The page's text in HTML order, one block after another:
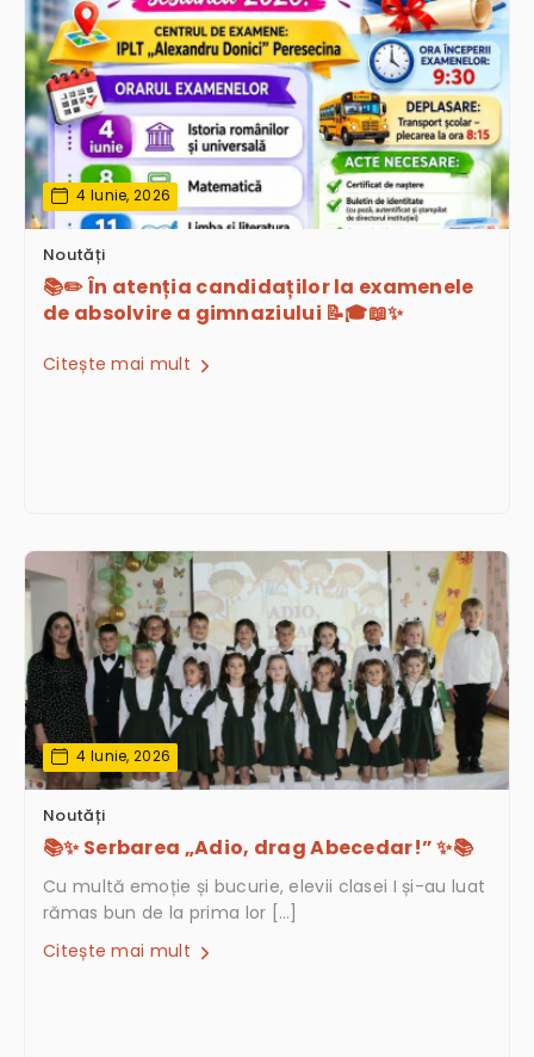
4 Iunie, 2026
Noutăți
📚✏️ În atenția candidaților la examenele
de absolvire a gimnaziului 📝🎓📖✨
Citește mai mult
4 Iunie, 2026
Noutăți
📚✨ Serbarea „Adio, drag Abecedar!” ✨📚
Cu multă emoție și bucurie, elevii clasei I și-au luat
rămas bun de la prima lor […]
Citește mai mult